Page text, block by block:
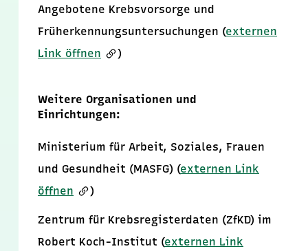
Angebotene Krebsvorsorge und
Früherkennungsuntersuchungen (externen
Link öffnen
)
Weitere Organisationen und
Einrichtungen:
Ministerium für Arbeit, Soziales, Frauen
und Gesundheit (MASFG) (externen Link
öffnen
)
Zentrum für Krebsregisterdaten (ZfKD) im
Robert Koch-Institut (externen Link